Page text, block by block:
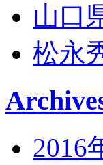
山口
松永
2016